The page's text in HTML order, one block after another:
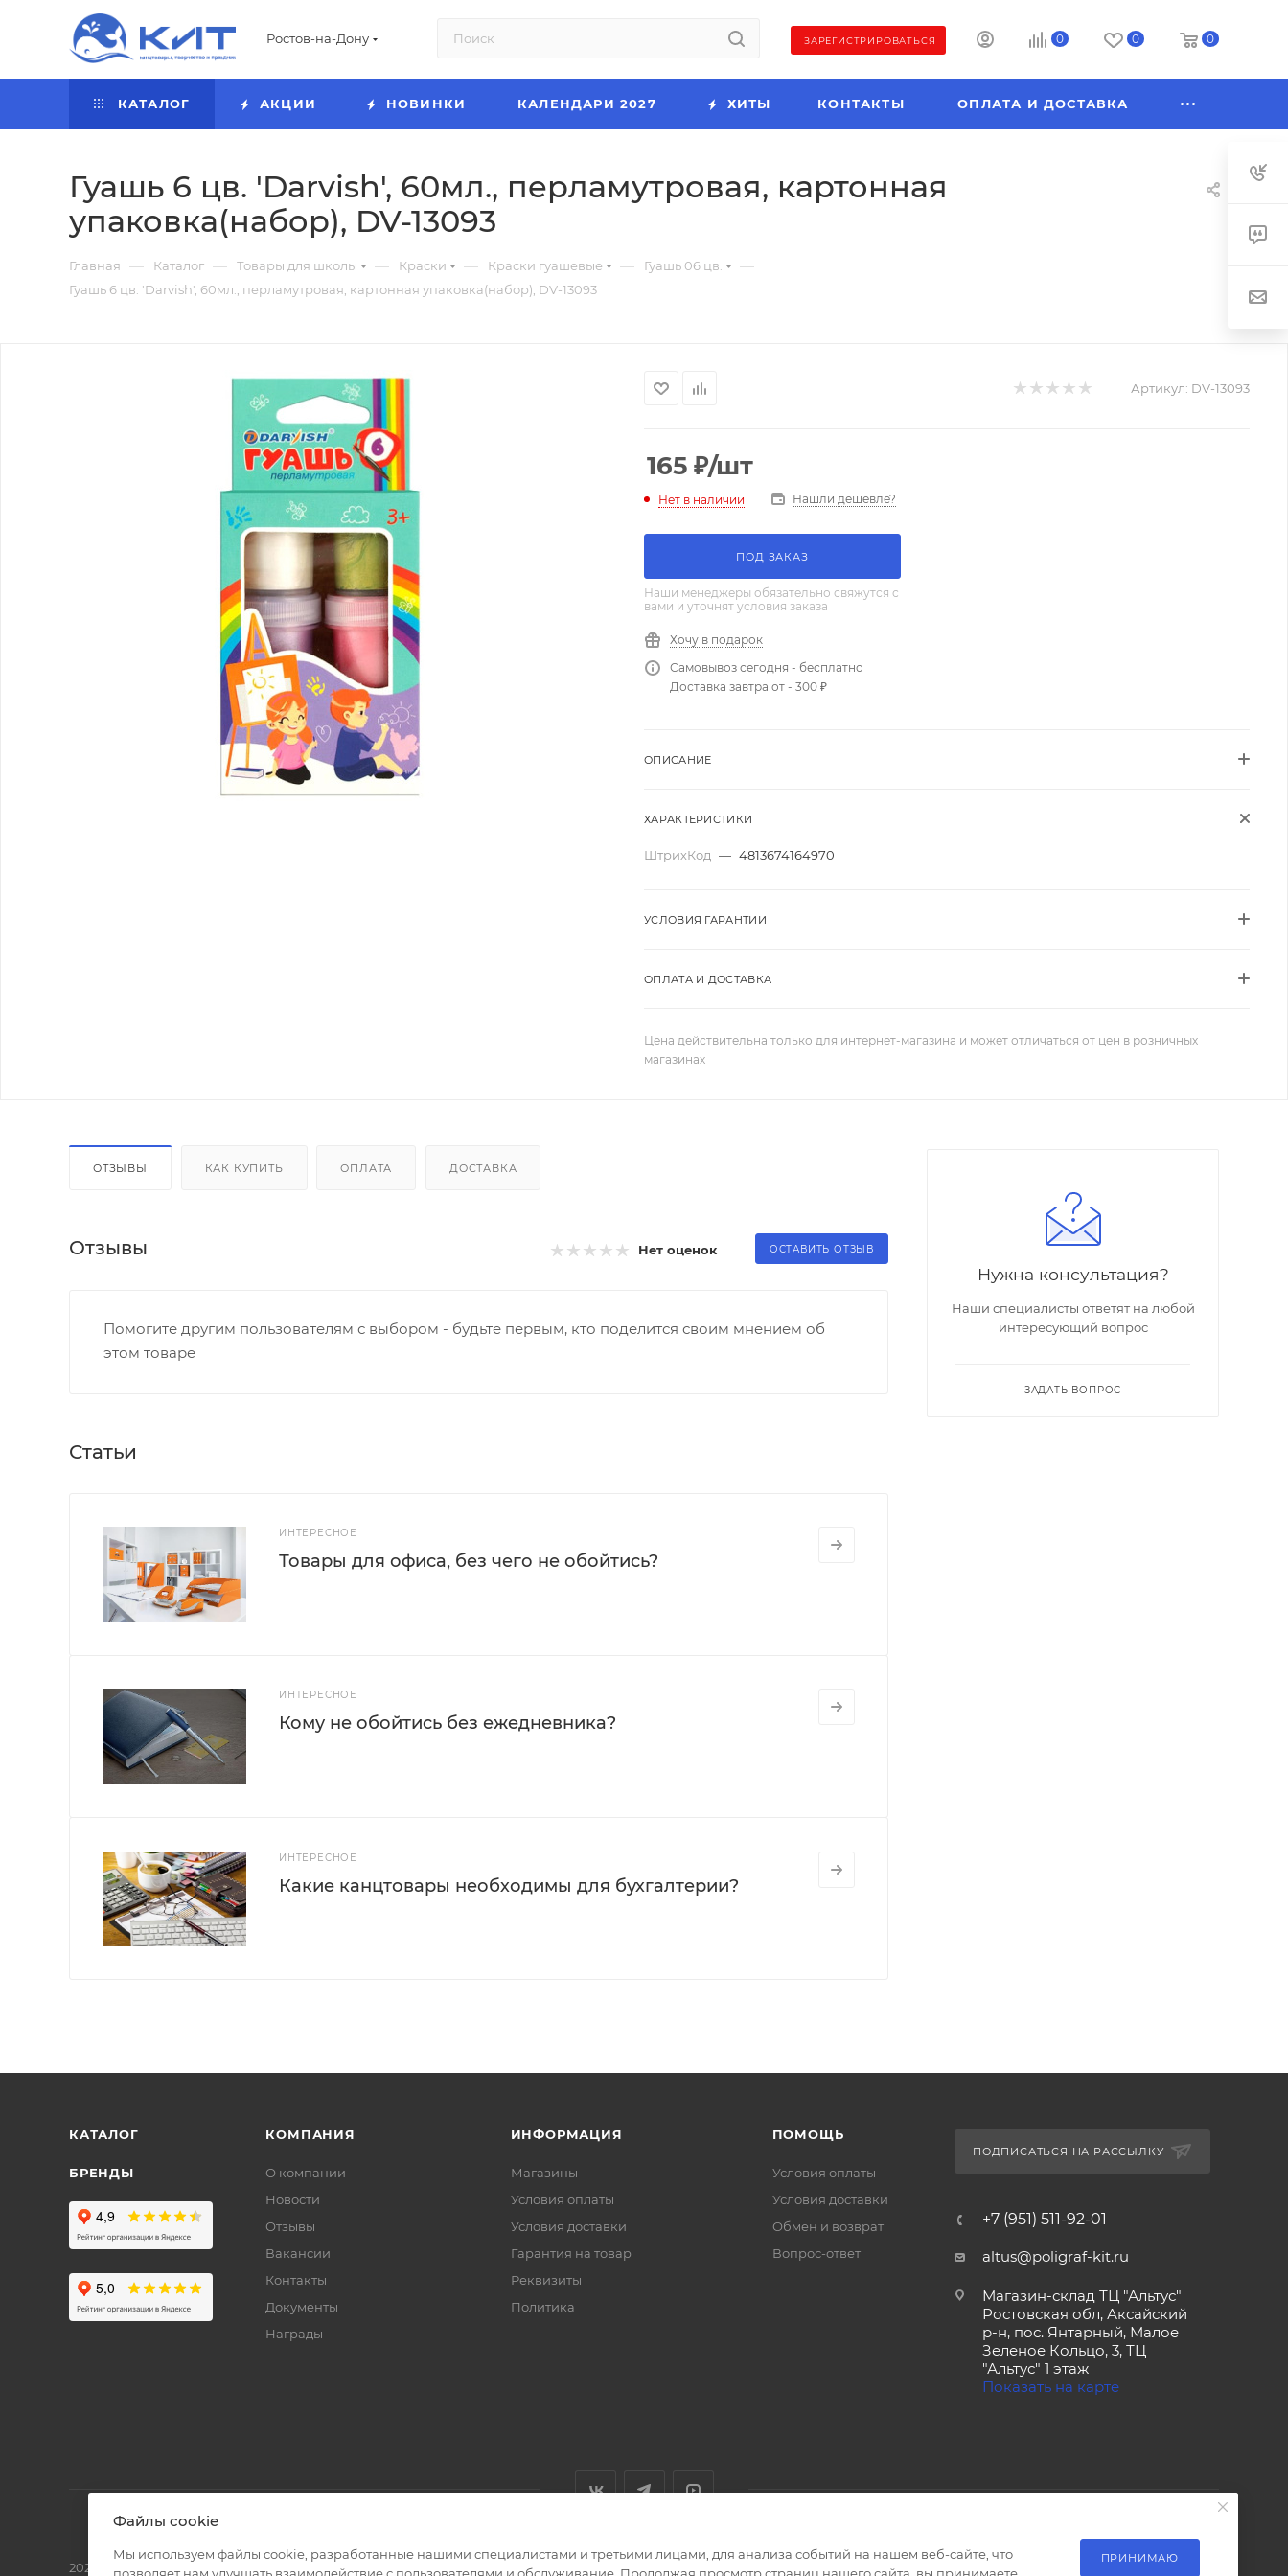
Ростов-на-Дону ЗАРЕГИСТРИРОВАТЬСЯ 0 0 0
КАТАЛОГ АКЦИИ НОВИНКИ КАЛЕНДАРИ 2027 ХИТЫ КОНТАКТЫ ОПЛАТА И ДОСТАВКА
Гуашь 6 цв. 'Darvish', 60мл., перламутровая, картонная
упаковка(набор), DV-13093
Главная — Каталог — Товары для школы — Краски — Краски гуашевые — Гуашь 06 цв. —
Гуашь 6 цв. 'Darvish', 60мл., перламутровая, картонная упаковка(набор), DV-13093
Артикул: DV-13093
165 ₽/шт
Нет в наличии Нашли дешевле?
ПОД ЗАКАЗ
Наши менеджеры обязательно свяжутся с
вами и уточнят условия заказа
Хочу в подарок
Самовывоз сегодня - бесплатно
Доставка завтра от - 300 ₽
ОПИСАНИЕ
ХАРАКТЕРИСТИКИ
ШтрихКод — 4813674164970
УСЛОВИЯ ГАРАНТИИ
ОПЛАТА И ДОСТАВКА
Цена действительна только для интернет-магазина и может отличаться от цен в розничных
магазинах
ОТЗЫВЫ КАК КУПИТЬ ОПЛАТА ДОСТАВКА
Отзывы Нет оценок ОСТАВИТЬ ОТЗЫВ
Помогите другим пользователям с выбором - будьте первым, кто поделится своим мнением об
этом товаре
Статьи
ИНТЕРЕСНОЕ
Товары для офиса, без чего не обойтись?
ИНТЕРЕСНОЕ
Кому не обойтись без ежедневника?
ИНТЕРЕСНОЕ
Какие канцтовары необходимы для бухгалтерии?
Нужна консультация?
Наши специалисты ответят на любой
интересующий вопрос
ЗАДАТЬ ВОПРОС
КАТАЛОГ
БРЕНДЫ
КОМПАНИЯ
О компании
Новости
Отзывы
Вакансии
Контакты
Документы
Награды
ИНФОРМАЦИЯ
Магазины
Условия оплаты
Условия доставки
Гарантия на товар
Реквизиты
Политика
ПОМОЩЬ
Условия оплаты
Условия доставки
Обмен и возврат
Вопрос-ответ
ПОДПИСАТЬСЯ НА РАССЫЛКУ
+7 (951) 511-92-01
altus@poligraf-kit.ru
Магазин-склад ТЦ "Альтус"
Ростовская обл, Аксайский
р-н, пос. Янтарный, Малое
Зеленое Кольцо, 3, ТЦ
"Альтус" 1 этаж
Показать на карте
2026 © Полиграф кит - интернет-магазин
Файлы cookie
Мы используем файлы cookie, разработанные нашими специалистами и третьими лицами, для анализа событий на нашем веб-сайте, что
ПРИНИМАЮ